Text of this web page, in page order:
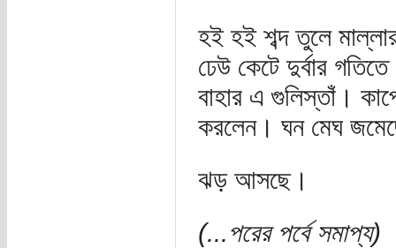
হই হই শব্দ তুলে
ঢেউ কেটে দুর্বার
বাহার এ গুলিস্তাঁ।
করলেন। ঘন মেঘ
ঝড় আসছে।
(...পরের পর্বে সমাপ্য)